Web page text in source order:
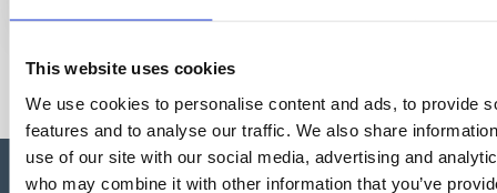
This website uses cookies
We use cookies to personalise content and ads, to provide
features and to analyse our traffic. We also share
use of our site with our social media, advertising and
who may combine it with other information that you’ve